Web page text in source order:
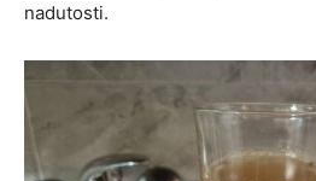
nadutosti.